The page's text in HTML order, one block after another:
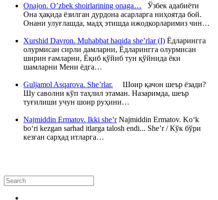
Onajon. O’zbek shoirlarining onaga… Ўзбек адабиёти
Она ҳақида ёзилган дурдона асарларга ниҳоятда бой.
Онани улуғлашда, мадҳ этишда ижодкорларимиз чин…
Xurshid Davron. Muhabbat haqida she’rlar (I) Ёдларингга
олурмисан сирли дамларни, Ёдларингга олурмисан
ширин ғамларни, Ёқиб қўйиб тун қўйнида ёки
шамларни Мени ёдга…
Guljamol Asqarova. She’rlar. Шоир қачон шеър ёзади?
Шу саволни кўп таҳлил этаман. Назаримда, шеър
туғилиши учун шоир руҳини…
Najmiddin Ermatov. Ikki she’rNajmiddin Ermatov. Ko‘k
bo‘ri kezgan sarhad itlarga talosh endi... She’r / Кўк бўри
кезган сарҳад итларга…